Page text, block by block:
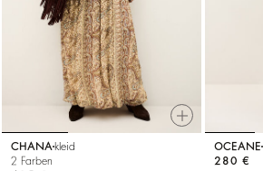
CHANA kleid
2 Farben
OCEANE
280 €